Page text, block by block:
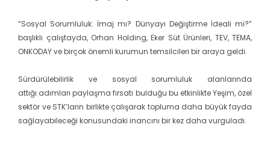
“Sosyal Sorumluluk: İmaj mı? Dünyayı Değiştirme İdeali mi?”
başlıklı çalıştayda, Orhan Holding, Eker Süt Ürünleri, TEV, TEMA,
ONKODAY ve birçok önemli kurumun temsilcileri bir araya geldi.
Sürdürülebilirlik ve sosyal sorumluluk alanlarında
attığı adımları paylaşma fırsatı bulduğu bu etkinlikte Yeşim, özel
sektör ve STK’ların birlikte çalışarak topluma daha büyük fayda
sağlayabileceği konusundaki inancını bir kez daha vurguladı.